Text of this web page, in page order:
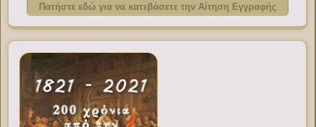
Πατήστε εδώ για να κατεβάσετε την Αίτηση Εγγραφής